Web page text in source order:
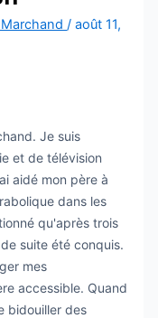
Marchand/août 11,
Je suis
et de télévision
aidé mon père à
dans les
qu'après trois
suite été conquis.
mes
accessible. Quand
bidouiller des